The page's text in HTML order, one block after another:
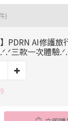
)
PDRN AI修護旅
三款一次體驗